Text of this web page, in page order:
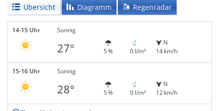
Übersicht Diagramm Regenradar
14-15 Uhr Sonnig
27° 5 % 0 l/m²
N
14 km/h
15-16 Uhr Sonnig
28° 5 % 0 l/m²
N
12 km/h